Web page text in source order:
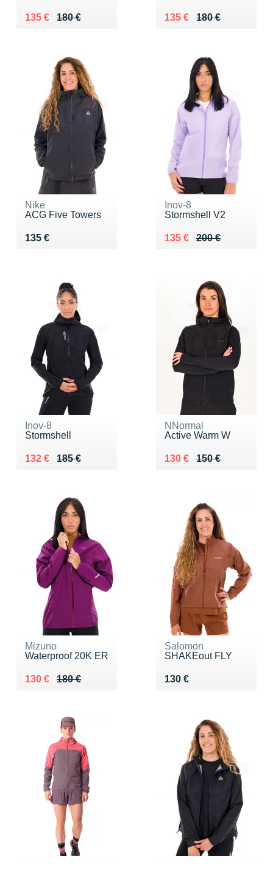
180 €
Au lieu de 180 €
135 €
Vendu 135 € 180 €
Au lieu de 180 €
135 €
Vendu 135 €
Nike
ACG Five Towers
135 €
Vendu 135 €
Inov-8
Stormshell V2
200 €
Au lieu de 200 €
135 €
Vendu 135 €
Inov-8
Stormshell
185 €
Au lieu de 185 €
132 €
Vendu 132 €
NNormal
Active Warm W
150 €
Au lieu de 150 €
130 €
Vendu 130 €
Mizuno
Waterproof 20K ER
180 €
Au lieu de 180 €
130 €
Vendu 130 €
Salomon
SHAKEout FLY
130 €
Vendu 130 €